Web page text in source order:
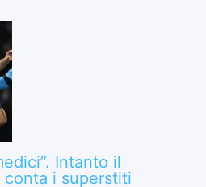
Intanto il
i superstiti